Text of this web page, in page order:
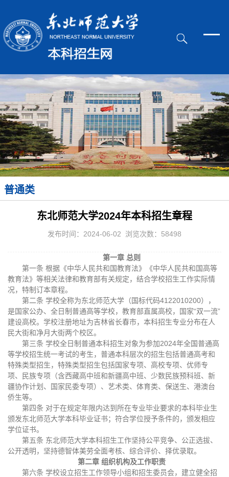
普通类
东北师范大学2024年本科招生章程
发布时间：2024-06-02 浏览次数： 58498
第一章 总则
第一条 根据《中华人民共和国教育法》《中华人民共和国高等
教育法》等相关法律和教育部有关规定，结合学校招生工作实际情
况，特制订本章程。
第二条 学校全称为东北师范大学（国标代码4122010200），
是国家公办、全日制普通高等学校，教育部直属高校，国家“双一流”
建设高校。学校注册地址为吉林省长春市，本科招生专业分布在人
民大街和净月大街两个校区。
第三条 学校全日制普通本科招生对象为参加2024年全国普通高
等学校招生统一考试的考生，普通本科层次的招生包括普通高考和
特殊类型招生，特殊类型招生包括国家专项、高校专项、优师专
项、民族专项（含西藏高中班和新疆高中班、少数民族预科班、新
疆协作计划、国家民委专项）、艺术类、体育类、保送生、港澳台
侨生等。
第四条 对于在规定年限内达到所在专业毕业要求的本科毕业生
颁发东北师范大学本科毕业证书；符合学位授予条件的，颁发相应
学位证书。
第五条 东北师范大学本科招生工作坚持公平竞争、公正选拔、
公开透明，坚持德智体美劳全面考核、综合评价、择优录取。
第二章 组织机构及工作职责
第六条 学校设立招生工作领导小组和招生委员会，建立健全招